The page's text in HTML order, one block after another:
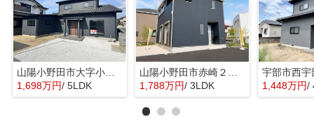
山陽小野田市大字小野田の中古一戸建
1,698万円/ 5LDK
山陽小野田市赤崎２丁目の新築一戸建
1,788万円/ 3LDK 1,448万円/